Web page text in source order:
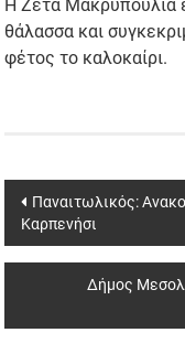
Η Ζέτα Μακρυπούλια
θάλασσα και
φέτος το καλοκαίρι.
Post
navigation
Παναιτωλικός:
Καρπενήσι
Δήμος